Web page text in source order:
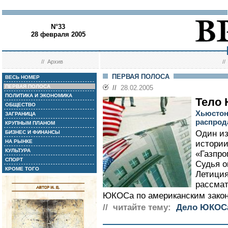
N°33
28 февраля 2005
//Архив //
ВЕСЬ НОМЕР
ПЕРВАЯ ПОЛОСА
ПОЛИТИКА И ЭКОНОМИКА
ОБЩЕСТВО
ЗАГРАНИЦА
КРУПНЫМ ПЛАНОМ
БИЗНЕС И ФИНАНСЫ
НА РЫНКЕ
КУЛЬТУРА
СПОРТ
КРОМЕ ТОГО
ПЕРВАЯ ПОЛОСА
// 28.02.2005
Тело
Один
Судья
ЮКОСа по американским
// читайте тему:
Дело